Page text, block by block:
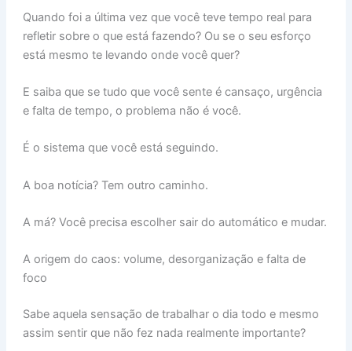
Quando foi a última vez que você teve tempo real para
refletir sobre o que está fazendo? Ou se o seu esforço
está mesmo te levando onde você quer?
E saiba que se tudo que você sente é cansaço, urgência
e falta de tempo, o problema não é você.
É o sistema que você está seguindo.
A boa notícia? Tem outro caminho.
A má? Você precisa escolher sair do automático e mudar.
A origem do caos: volume, desorganização e falta de
foco
Sabe aquela sensação de trabalhar o dia todo e mesmo
assim sentir que não fez nada realmente importante?